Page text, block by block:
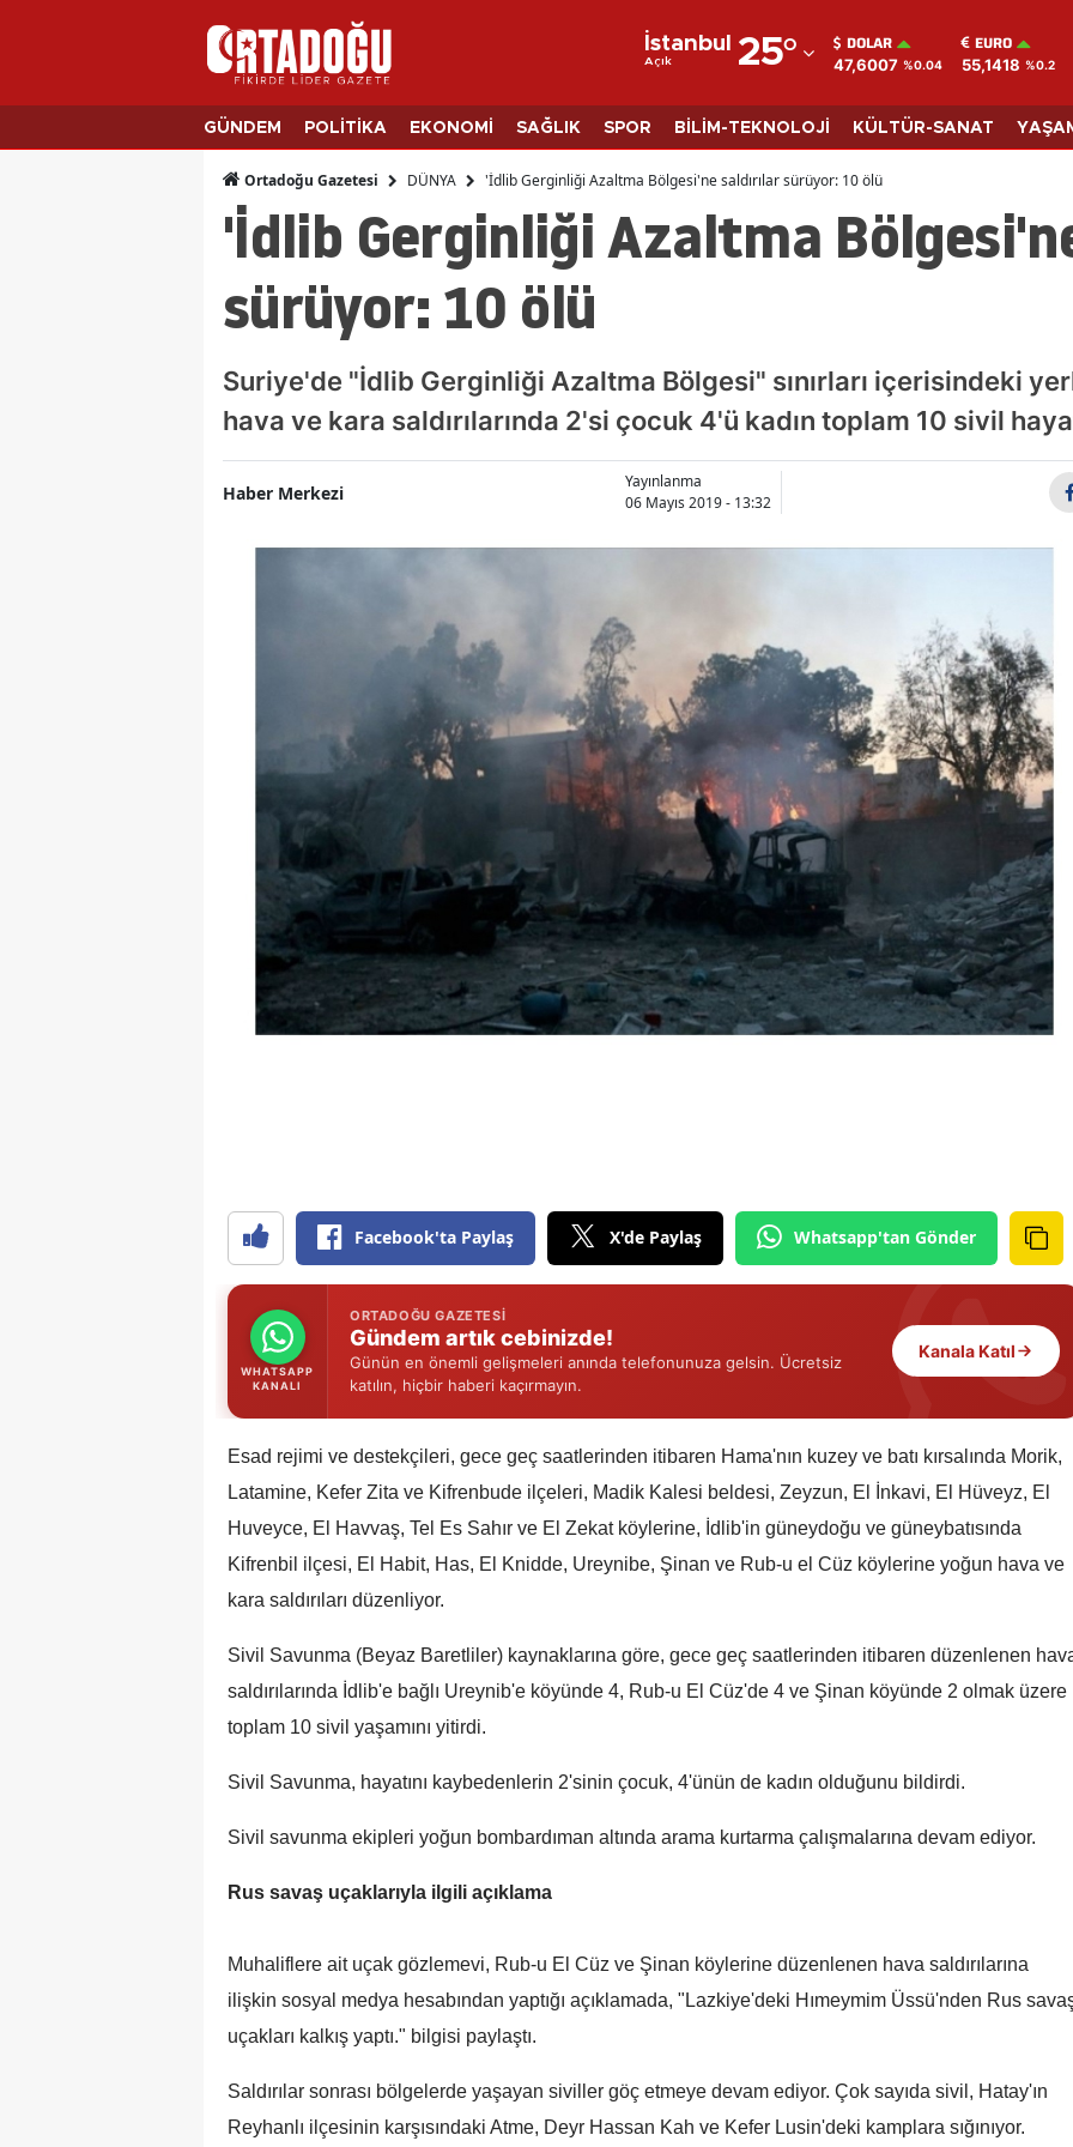
İstanbul
Açık 25°
Adana
Adıyaman
Afyonkarahisar
Antalya
Artvin
Aydın
Balıkesir
Bitlis
Bolu
Burdur
Bursa
Çanakkale
Çorum
Denizli
Erzurum
Gümüşhane
Hakkari
Hatay
İstanbul
Kars
Kastamonu
Kırşehir
Konya
Kütahya
DOLAR
47,6007 %0.04
EURO
55,1418 %0.2
GÜNDEM POLİTİKA EKONOMİ SAĞLIK SPOR BİLİM-TEKNOLOJİ KÜLTÜR-SANAT
Ortadoğu Gazetesi DÜNYA 'İdlib Gerginliği Azaltma Bölgesi'ne saldırılar sürüyor: 10 ölü
'İdlib Gerginliği Azaltma
sürüyor: 10 ölü
Suriye'de "İdlib Gerginliği Azaltma Bölgesi" sınırları içerisindeki
hava ve kara saldırılarında 2'si çocuk 4'ü kadın toplam 10 sivil
Haber Merkezi
Yayınlanma
06 Mayıs 2019 - 13:32
Facebook'ta Paylaş X'de Paylaş Whatsapp'tan Gönder
WHATSAPP
KANALI
ORTADOĞU GAZETESI
Gündem artık cebinizde!
Günün en önemli gelişmeleri anında telefonunuza gelsin. Ücretsiz
katılın, hiçbir haberi kaçırmayın.
Kanala Katıl
Esad rejimi ve destekçileri, gece geç saatlerinden itibaren Hama'nın kuzey ve batı kırsalında Morik,
Latamine, Kefer Zita ve Kifrenbude ilçeleri, Madik Kalesi beldesi, Zeyzun, El İnkavi, El Hüveyz, El
Huveyce, El Havvaş, Tel Es Sahır ve El Zekat köylerine, İdlib'in güneydoğu ve güneybatısında
Kifrenbil ilçesi, El Habit, Has, El Knidde, Ureynibe, Şinan ve Rub-u el Cüz köylerine yoğun hava ve
kara saldırıları düzenliyor.
Sivil Savunma (Beyaz Baretliler) kaynaklarına göre, gece geç saatlerinden itibaren düzenlenen
saldırılarında İdlib'e bağlı Ureynib'e köyünde 4, Rub-u El Cüz'de 4 ve Şinan köyünde 2 olmak üzere
toplam 10 sivil yaşamını yitirdi.
Sivil Savunma, hayatını kaybedenlerin 2'sinin çocuk, 4'ünün de kadın olduğunu bildirdi.
Sivil savunma ekipleri yoğun bombardıman altında arama kurtarma çalışmalarına devam ediyor.
Rus savaş uçaklarıyla ilgili açıklama
Muhaliflere ait uçak gözlemevi, Rub-u El Cüz ve Şinan köylerine düzenlenen hava saldırılarına
ilişkin sosyal medya hesabından yaptığı açıklamada, "Lazkiye'deki Hımeymim Üssü'nden Rus
uçakları kalkış yaptı." bilgisi paylaştı.
Saldırılar sonrası bölgelerde yaşayan siviller göç etmeye devam ediyor. Çok sayıda sivil, Hatay'ın
Reyhanlı ilçesinin karşısındaki Atme, Deyr Hassan Kah ve Kefer Lusin'deki kamplara sığınıyor.
TSK, Kıbrıs'ta
askeri hazırlık
durumunu
güncelliyor
İsrail
Binyamin
hakkında
15 Temmuz Şehitler
Köprüsü hangi günler ve
15 Temmuz Şehitler
Köprüsü hangi günler